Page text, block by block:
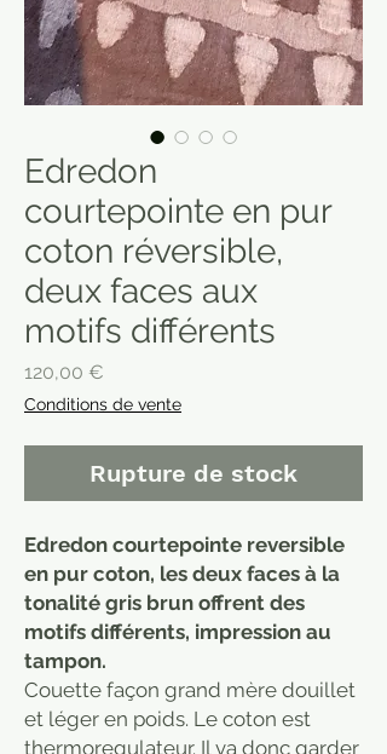
Edredon
courtepointe en pur
coton réversible,
deux faces aux
motifs différents
120,00 €
Conditions de vente
Rupture de stock
Edredon courtepointe reversible
en pur coton, les deux faces à la
tonalité gris brun offrent des
motifs différents, impression au
tampon.
Couette façon grand mère douillet
et léger en poids. Le coton est
thermoregulateur. Il va donc garder